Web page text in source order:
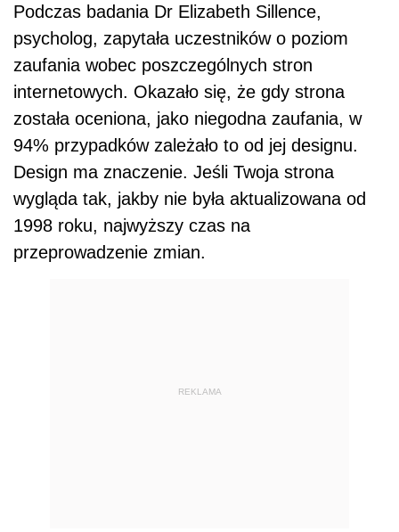
Podczas badania Dr Elizabeth Sillence,
psycholog, zapytała uczestników o poziom
zaufania wobec poszczególnych stron
internetowych. Okazało się, że gdy strona
została oceniona, jako niegodna zaufania, w
94% przypadków zależało to od jej designu.
Design ma znaczenie. Jeśli Twoja strona
wygląda tak, jakby nie była aktualizowana od
1998 roku, najwyższy czas na
przeprowadzenie zmian.
REKLAMA